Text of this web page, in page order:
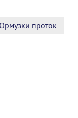
Ормузки проток